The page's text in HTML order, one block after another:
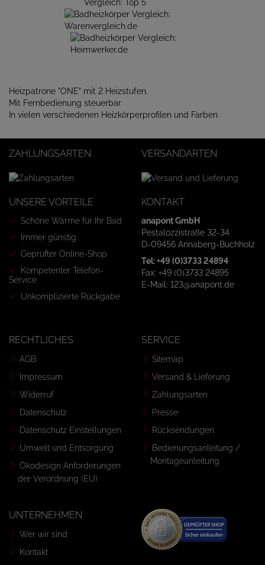
Heizpatrone "ONE" mit 2 Heizstufen.
Mit Fernbedienung steuerbar
In vielen verschiedenen Heizkörperprofilen und Farben
ZAHLUNGSARTEN VERSANDARTEN
UNSERE VORTEILE
Schöne Wärme für Ihr Bad
Immer günstig
Geprüfter Online-Shop
Kompetenter Telefon-
Service
Unkomplizierte Rückgabe
KONTAKT
anapont GmbH
Pestalozzistraße 32-34
D-09456 Annaberg-Buchholz
Tel: +49 (0)3733 24894
Fax: +49 (0)3733 24895
E-Mail: 123@anapont.de
RECHTLICHES
AGB
Impressum
Widerruf
Datenschutz
Datenschutz Einstellungen
Umwelt und Entsorgung
Ökodesign Anforderungen
der Verordnung (EU)
SERVICE
Sitemap
Versand & Lieferung
Zahlungsarten
Presse
Rücksendungen
Bedienungsanleitung /
Montageanleitung
UNTERNEHMEN
Wer wir sind
Kontakt